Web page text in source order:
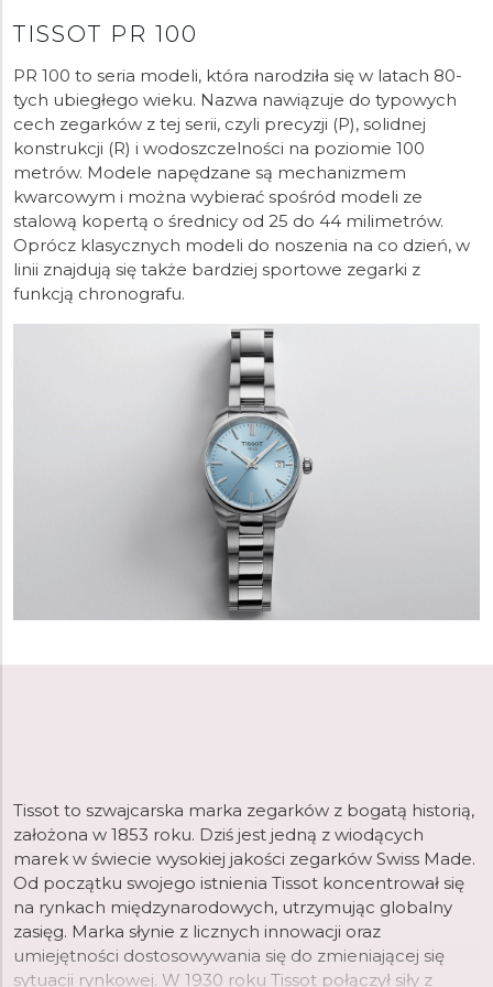
TISSOT PR 100
PR 100 to seria modeli, która narodziła się w latach 80-
tych ubiegłego wieku. Nazwa nawiązuje do typowych
cech zegarków z tej serii, czyli precyzji (P), solidnej
konstrukcji (R) i wodoszczelności na poziomie 100
metrów. Modele napędzane są mechanizmem
kwarcowym i można wybierać spośród modeli ze
stalową kopertą o średnicy od 25 do 44 milimetrów.
Oprócz klasycznych modeli do noszenia na co dzień, w
linii znajdują się także bardziej sportowe zegarki z
funkcją chronografu.
Tissot to szwajcarska marka zegarków z bogatą historią,
założona w 1853 roku. Dziś jest jedną z wiodących
marek w świecie wysokiej jakości zegarków Swiss Made.
Od początku swojego istnienia Tissot koncentrował się
na rynkach międzynarodowych, utrzymując globalny
zasięg. Marka słynie z licznych innowacji oraz
umiejętności dostosowywania się do zmieniającej się
sytuacji rynkowej. W 1930 roku Tissot połączył siły z